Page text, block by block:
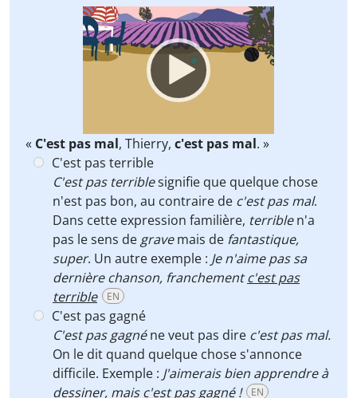
Video
Player
« C'est pas mal, Thierry, c'est pas mal. »
C'est pas terrible
C'est pas terriblesignifie que quelque chose
n'est pas bon, au contraire de c'est pas mal.
Dans cette expression familière, terriblen'a
pas le sens de gravemais de fantastique,
super. Un autre exemple : Je n'aime pas sa
dernière chanson, franchementc'est pas
terrible
EN
C'est pas gagné
C'est pas gagnéne veut pas dire c'est pas mal.
On le dit quand quelque chose s'annonce
difficile. Exemple : J'aimerais bien apprendre à
dessiner, maisc'est pas gagné! EN